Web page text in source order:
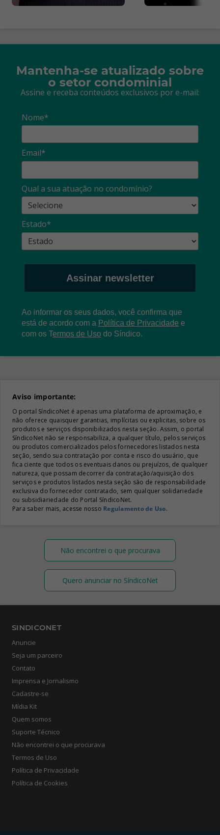
Mantenha-se atualizado sobre
o setor condominial
Assine e receba conteúdos exclusivos por e-mail:
Nome*
Email*
Qual a sua atuação no condomínio?
Estado*
Assinar newsletter
Ao informar os seus dados, você confirma que
está de acordo com a Política de Privacidade e
com os Termos de Uso do Síndico.
Aviso importante:
O portal SíndicoNet é apenas uma plataforma de aproximação, e
não oferece quaisquer garantias, implícitas ou explicitas, sobre os
produtos e serviços disponibilizados nesta seção. Assim, o portal
SíndicoNet não se responsabiliza, a qualquer título, pelos serviços
ou produtos comercializados pelos fornecedores listados nesta
seção, sendo sua contratação por conta e risco do usuário, que
fica ciente que todos os eventuais danos ou prejuízos, de qualquer
natureza, que possam decorrer da contratação/aquisição dos
serviços e produtos listados nesta seção são de responsabilidade
exclusiva do fornecedor contratado, sem qualquer solidariedade
ou subsidiariedade do Portal SíndicoNet.
Para saber mais, acesse nosso Regulamento de Uso.
Não encontrei o que procurava
Quero anunciar no SíndicoNet
SINDICONET
Anuncie
Seja um parceiro
Contato
Imprensa e Jornalismo
Cadastre-se
Mídia Kit
Quem somos
Suporte Técnico
Não encontrei o que procurava
Termos de Uso
Política de Privacidade
Política de Cookies